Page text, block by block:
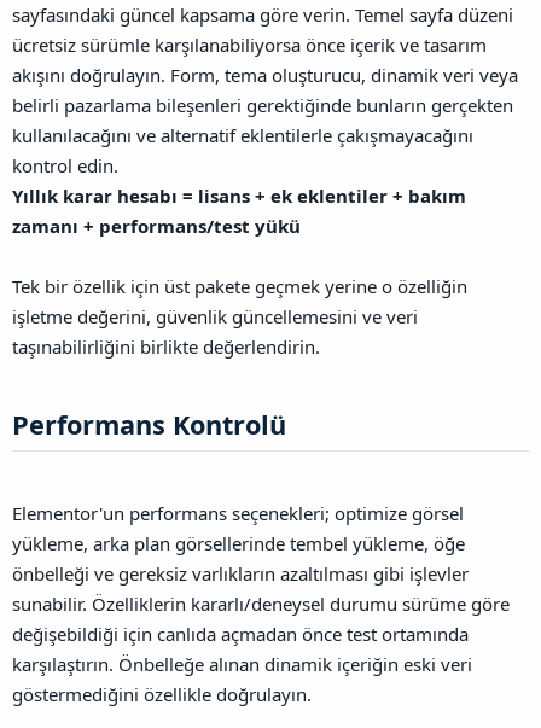
sayfasındaki güncel kapsama göre verin. Temel sayfa düzeni
ücretsiz sürümle karşılanabiliyorsa önce içerik ve tasarım
akışını doğrulayın. Form, tema oluşturucu, dinamik veri veya
belirli pazarlama bileşenleri gerektiğinde bunların gerçekten
kullanılacağını ve alternatif eklentilerle çakışmayacağını
kontrol edin.
Yıllık karar hesabı = lisans + ek eklentiler + bakım
zamanı + performans/test yükü
Tek bir özellik için üst pakete geçmek yerine o özelliğin
işletme değerini, güvenlik güncellemesini ve veri
taşınabilirliğini birlikte değerlendirin.
Performans Kontrolü​
Elementor'un performans seçenekleri; optimize görsel
yükleme, arka plan görsellerinde tembel yükleme, öğe
önbelleği ve gereksiz varlıkların azaltılması gibi işlevler
sunabilir. Özelliklerin kararlı/deneysel durumu sürüme göre
değişebildiği için canlıda açmadan önce test ortamında
karşılaştırın. Önbelleğe alınan dinamik içeriğin eski veri
göstermediğini özellikle doğrulayın.